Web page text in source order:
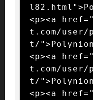
<p><a
t.com/user/
t/
<p><a
t.com/user/
t/
<p><a